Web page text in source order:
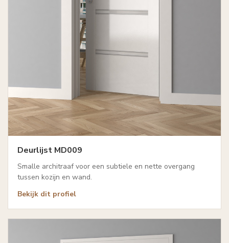
Deurlijst MD009
Smalle architraaf voor een subtiele en nette overgang
tussen kozijn en wand.
Bekijk dit profiel